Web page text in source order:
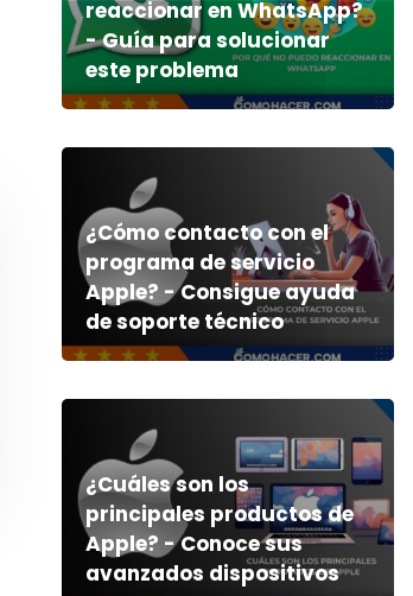
reaccionar en WhatsApp?
- Guía para solucionar
este problema
¿Cómo contacto con el
programa de servicio
Apple? - Consigue ayuda
de soporte técnico
¿Cuáles son los
principales productos de
Apple? - Conoce sus
avanzados dispositivos